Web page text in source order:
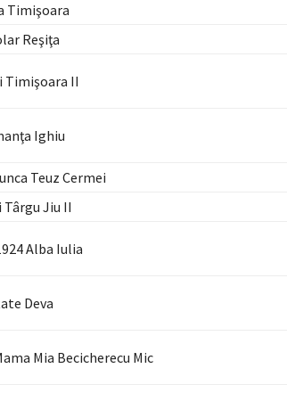
Timişoara
Reşiţa
Timişoara II
Ighiu
Teuz Cermei
Târgu Jiu II
Alba Iulia
Deva
Mia Becicherecu Mic